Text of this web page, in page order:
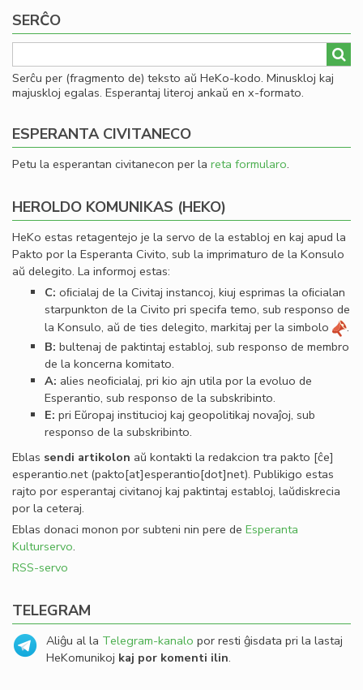
SERĈO
Serĉu per (fragmento de) teksto aŭ HeKo-kodo. Minuskloj kaj
majuskloj egalas. Esperantaj literoj ankaŭ en x-formato.
ESPERANTA CIVITANECO
Petu la esperantan civitanecon per la reta formularo.
HEROLDO KOMUNIKAS (HEKO)
HeKo estas retagentejo je la servo de la establoj en kaj apud la
Pakto por la Esperanta Civito, sub la imprimaturo de la Konsulo
aŭ delegito. La informoj estas:
C: oﬁcialaj de la Civitaj instancoj, kiuj esprimas la oﬁcialan
starpunkton de la Civito pri specifa temo, sub responso de
la Konsulo, aŭ de ties delegito, markitaj per la simbolo
.
B: bultenaj de paktintaj establoj, sub responso de membro
de la koncerna komitato.
A: alies neoﬁcialaj, pri kio ajn utila por la evoluo de
Esperantio, sub responso de la subskribinto.
E: pri Eŭropaj institucioj kaj geopolitikaj novaĵoj, sub
responso de la subskribinto.
Eblas sendi artikolon aŭ kontakti la redakcion tra pakto [ĉe]
esperantio.net(pakto[at]esperantio[dot]net). Publikigo estas
rajto por esperantaj civitanoj kaj paktintaj establoj, laŭdiskrecia
por la ceteraj.
Eblas donaci monon por subteni nin pere de Esperanta
Kulturservo.
RSS-servo
TELEGRAM
Aliĝu al la Telegram-kanalo por resti ĝisdata pri la lastaj
HeKomunikoj kaj por komenti ilin.